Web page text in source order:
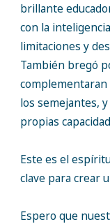
brillante
con la
limitaciones y
También bregó
complementaran
los semejantes,
propias
Este es el
clave para crear
Espero que